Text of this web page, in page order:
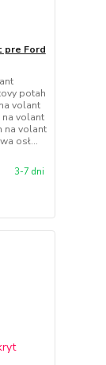
pre Ford
potah
volant
na volant
na volant
osł...
3-7 dni